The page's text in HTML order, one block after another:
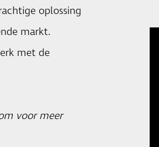
oplossing
markt.
met de
voor meer